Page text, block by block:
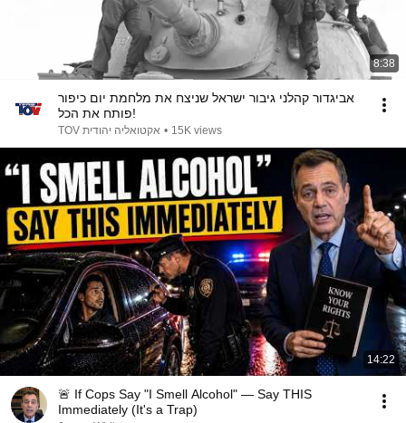
8:38
אביגדור קהלני גיבור ישראל שניצח את מלחמת יום כיפור
פותח את הכל!
TOV אקטואליה יהודית • 15K views
14:22
🚨 If Cops Say "I Smell Alcohol" — Say THIS
Immediately (It's a Trap)